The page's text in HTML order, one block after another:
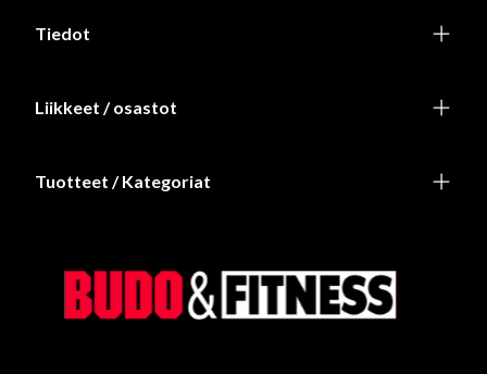
Tiedot
Liikkeet / osastot
Tuotteet / Kategoriat